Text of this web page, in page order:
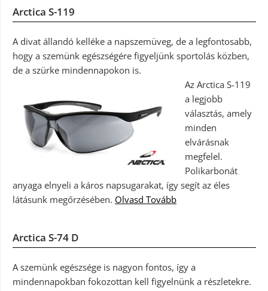
Arctica S-119
A divat állandó kelléke a napszemüveg, de a legfontosabb,
hogy a szemünk egészségére figyeljünk sportolás közben,
de a szürke mindennapokon is.
Az Arctica S-119
a legjobb
választás, amely
minden
elvárásnak
megfelel.
Polikarbonát
anyaga elnyeli a káros napsugarakat, így segít az éles
látásunk megőrzésében. Olvasd Tovább
Arctica S-74 D
A szemünk egészsége is nagyon fontos, így a
mindennapokban fokozottan kell figyelnünk a részletekre.